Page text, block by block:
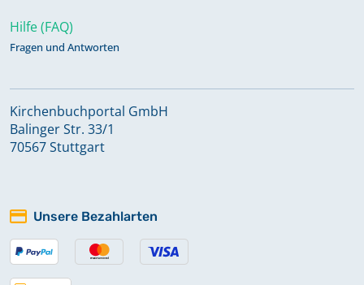
Hilfe (FAQ)
Fragen und Antworten
Kirchenbuchportal GmbH
Balinger Str. 33/1
70567 Stuttgart
Unsere Bezahlarten